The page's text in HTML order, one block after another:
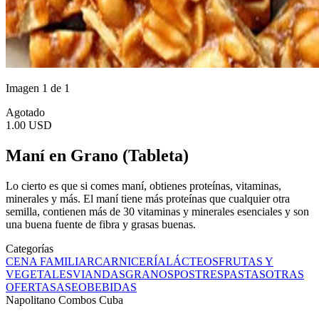
Imagen 1 de 1
Agotado
1.00 USD
Maní en Grano (Tableta)
Lo cierto es que si comes maní, obtienes proteínas, vitaminas,
minerales y más. El maní tiene más proteínas que cualquier otra
semilla, contienen más de 30 vitaminas y minerales esenciales y son
una buena fuente de fibra y grasas buenas.
Categorías
CENA FAMILIARCARNICERÍALÁCTEOSFRUTAS Y
VEGETALESVIANDASGRANOSPOSTRESPASTASOTRAS
OFERTASASEOBEBIDAS
Napolitano Combos Cuba